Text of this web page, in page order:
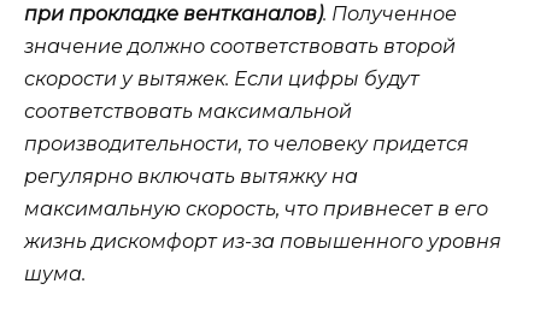
при прокладке вентканалов). Полученное
значение должно соответствовать второй
скорости у вытяжек. Если цифры будут
соответствовать максимальной
производительности, то человеку придется
регулярно включать вытяжку на
максимальную скорость, что привнесет в его
жизнь дискомфорт из-за повышенного уровня
шума.